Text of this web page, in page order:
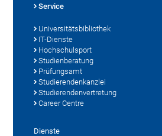
Service
Universitätsbibliothek
IT-Dienste
Hochschulsport
Studienberatung
Prüfungsamt
Studierendenkanzlei
Studierendenvertretung
Career Centre
Dienste